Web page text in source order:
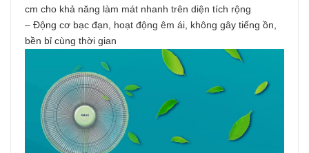
cm cho khả năng làm mát nhanh trên diện tích rộng
– Động cơ bạc đạn, hoạt động êm ái, không gây tiếng ồn,
bền bỉ cùng thời gian